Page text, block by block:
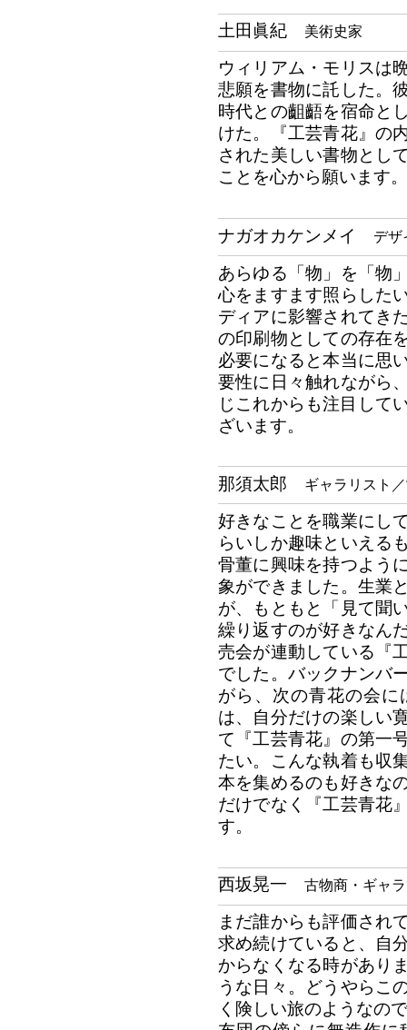
土田眞紀 美術史家
ウィリアム・モリスは
悲願を書物に託した。
時代との齟齬を宿命と
けた。『工芸青花』の
された美しい書物とし
ことを心から願います。
ナガオカケンメイ デザ
あらゆる「物」を「物
心をますます照らした
ディアに影響されてき
の印刷物としての存在
必要になると本当に思
要性に日々触れながら
じこれからも注目して
ざいます。
那須太郎 ギャラリスト
好きなことを職業にし
らいしか趣味といえる
骨董に興味を持つよう
象ができました。生業
が、もともと「見て聞
繰り返すのが好きなん
売会が連動している『
でした。バックナンバ
がら、次の青花の会
は、自分だけの楽しい
て『工芸青花』の第一
たい。こんな執着も収
本を集めるのも好きな
だけでなく『工芸青花
す。
西坂晃一 古物商・ギャ
まだ誰からも評価され
求め続けていると、自
からなくなる時があり
うな日々。どうやらこ
く険しい旅のようなの